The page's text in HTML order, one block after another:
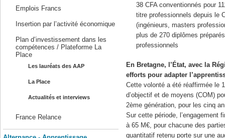
Emplois Francs
Insertion par l’activité économique
Plan d’investissement dans les
compétences / Plateforme La
Place
Les lauréats des AAP
La Place
Actualités et interviews
France Relance
38 CFA conventionnés pour
titre professionnels depuis le
(ingénieurs, masters
plus de 270 diplômes
professionnels
En Bretagne, l’État, avec la
efforts pour adapter
Cette volonté a été réaffirmée le
d’objectif et de moyens (COM)
2ème génération, pour les cinq
Sur cette période, l’engagement
à 65 M€, pour chacune des
quantitatif retenu porte sur une